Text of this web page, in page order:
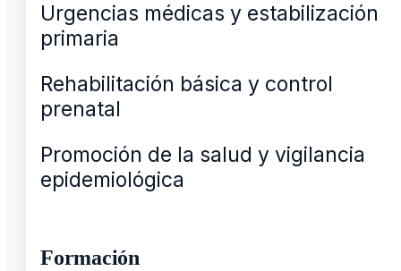
Urgencias médicas y estabilización
primaria
Rehabilitación básica y control
prenatal
Promoción de la salud y vigilancia
epidemiológica
Formación